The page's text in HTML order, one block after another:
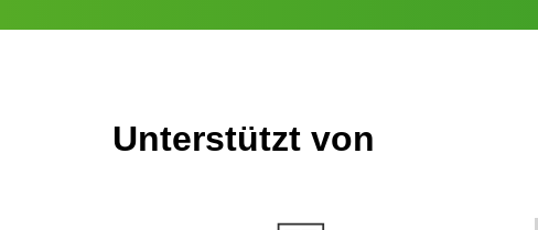
Unterstützt von